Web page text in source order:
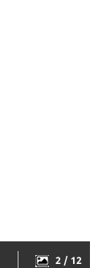
2 / 12